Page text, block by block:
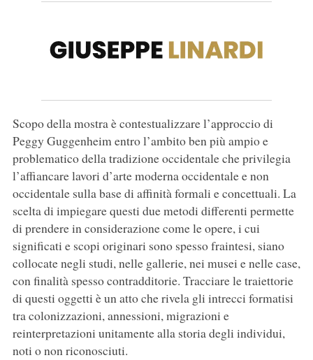
Scopo della mostra è contestualizzare l’approccio di
Peggy Guggenheim entro l’ambito ben più ampio e
problematico della tradizione occidentale che privilegia
l’affiancare lavori d’arte moderna occidentale e non
occidentale sulla base di affinità formali e concettuali. La
scelta di impiegare questi due metodi differenti permette
di prendere in considerazione come le opere, i cui
significati e scopi originari sono spesso fraintesi, siano
collocate negli studi, nelle gallerie, nei musei e nelle case,
con finalità spesso contradditorie. Tracciare le traiettorie
di questi oggetti è un atto che rivela gli intrecci formatisi
tra colonizzazioni, annessioni, migrazioni e
reinterpretazioni unitamente alla storia degli individui,
noti o non riconosciuti.